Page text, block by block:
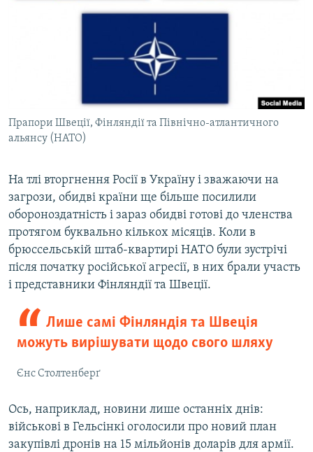
Прапори Швеції, Фінляндії та Північно-атлантичного
альянсу (НАТО)
На тлі вторгнення Росії в Україну і зважаючи на
загрози, обидві країни ще більше посилили
обороноздатність і зараз обидві готові до членства
протягом буквально кількох місяців. Коли в
брюссельській штаб-квартирі НАТО були зустрічі
після початку російської агресії, в них брали участь
і представники Фінляндії та Швеції.
Лише самі Фінляндія та Швеція
можуть вирішувати щодо свого шляху
Єнс Столтенберґ
Ось, наприклад, новини лише останніх днів:
військові в Гельсінкі оголосили про новий план
закупівлі дронів на 15 мільйонів доларів для армії.